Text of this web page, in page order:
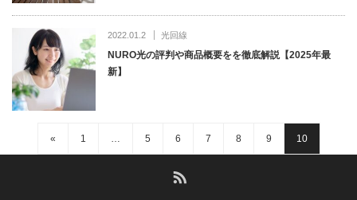
2022.01.2 光回線
NURO光の評判や商品概要をを徹底解説【2025年最
新】
« 1 … 5 6 7 8 9 10